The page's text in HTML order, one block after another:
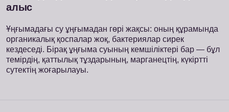
алыс
Ұңғымадағы су ұңғымадан гөрі жақсы: оның құрамында
органикалық қоспалар жоқ, бактериялар сирек
кездеседі. Бірақ ұңғыма суының кемшіліктері бар — бұл
темірдің, қаттылық тұздарының, марганецтің, күкіртті
сутектің жоғарылауы.